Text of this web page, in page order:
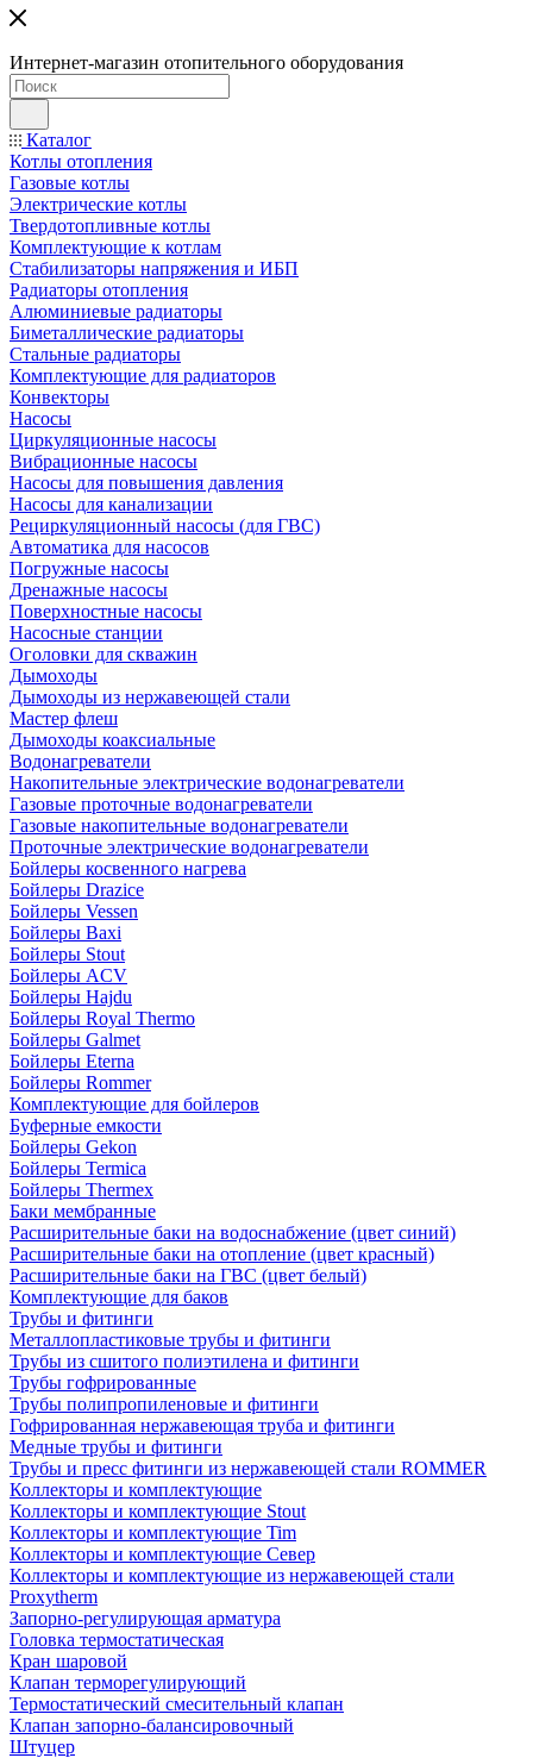
Интернет-магазин отопительного оборудования
Каталог
Котлы отопления
Газовые котлы
Электрические котлы
Твердотопливные котлы
Комплектующие к котлам
Стабилизаторы напряжения и ИБП
Радиаторы отопления
Алюминиевые радиаторы
Биметаллические радиаторы
Стальные радиаторы
Комплектующие для радиаторов
Конвекторы
Насосы
Циркуляционные насосы
Вибрационные насосы
Насосы для повышения давления
Насосы для канализации
Рециркуляционный насосы (для ГВС)
Автоматика для насосов
Погружные насосы
Дренажные насосы
Поверхностные насосы
Насосные станции
Оголовки для скважин
Дымоходы
Дымоходы из нержавеющей стали
Мастер флеш
Дымоходы коаксиальные
Водонагреватели
Накопительные электрические водонагреватели
Газовые проточные водонагреватели
Газовые накопительные водонагреватели
Проточные электрические водонагреватели
Бойлеры косвенного нагрева
Бойлеры Drazice
Бойлеры Vessen
Бойлеры Baxi
Бойлеры Stout
Бойлеры ACV
Бойлеры Hajdu
Бойлеры Royal Thermo
Бойлеры Galmet
Бойлеры Eterna
Бойлеры Rommer
Комплектующие для бойлеров
Буферные емкости
Бойлеры Gekon
Бойлеры Termica
Бойлеры Thermex
Баки мембранные
Расширительные баки на водоснабжение (цвет синий)
Расширительные баки на отопление (цвет красный)
Расширительные баки на ГВС (цвет белый)
Комплектующие для баков
Трубы и фитинги
Металлопластиковые трубы и фитинги
Трубы из сшитого полиэтилена и фитинги
Трубы гофрированные
Трубы полипропиленовые и фитинги
Гофрированная нержавеющая труба и фитинги
Медные трубы и фитинги
Трубы и пресс фитинги из нержавеющей стали ROMMER
Коллекторы и комплектующие
Коллекторы и комплектующие Stout
Коллекторы и комплектующие Tim
Коллекторы и комплектующие Север
Коллекторы и комплектующие из нержавеющей стали
Proxytherm
Запорно-регулирующая арматура
Головка термостатическая
Кран шаровой
Клапан терморегулирующий
Термостатический смесительный клапан
Клапан запорно-балансировочный
Штуцер